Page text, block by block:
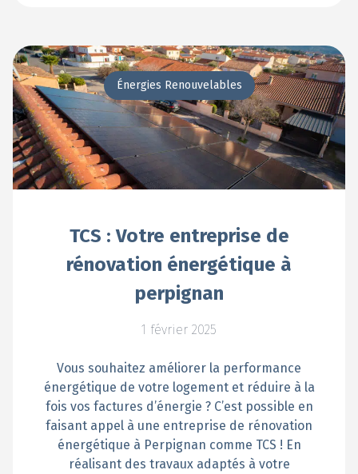
Énergies Renouvelables
TCS : Votre entreprise de
rénovation énergétique à
perpignan
1 février 2025
Vous souhaitez améliorer la performance
énergétique de votre logement et réduire à la
fois vos factures d’énergie ? C’est possible en
faisant appel à une entreprise de rénovation
énergétique à Perpignan comme TCS ! En
réalisant des travaux adaptés à votre